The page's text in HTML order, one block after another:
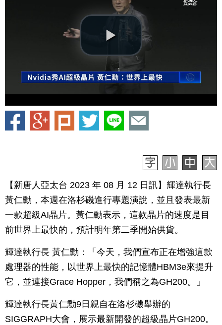
【新唐人亞太台 2023 年 08 月 12 日訊】輝達執行長
黃仁勳，本週在洛杉磯進行專題演說，並且發表最新
一款超級AI晶片。黃仁勳表示，這款晶片的速度是目
前世界上最快的，預計明年第二季開始供貨。
輝達執行長 黃仁勳：「今天，我們宣布正在增強這款
處理器的性能，以世界上最快的記憶體HBM3e來提升
它，並連接Grace Hopper，我們稱之為GH200。」
輝達執行長黃仁勳9日親自在洛杉磯舉辦的
SIGGRAPH大會，展示最新開發的超級晶片GH200。